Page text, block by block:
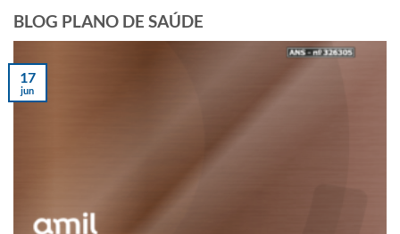
BLOG PLANO DE SAÚDE
17
jun